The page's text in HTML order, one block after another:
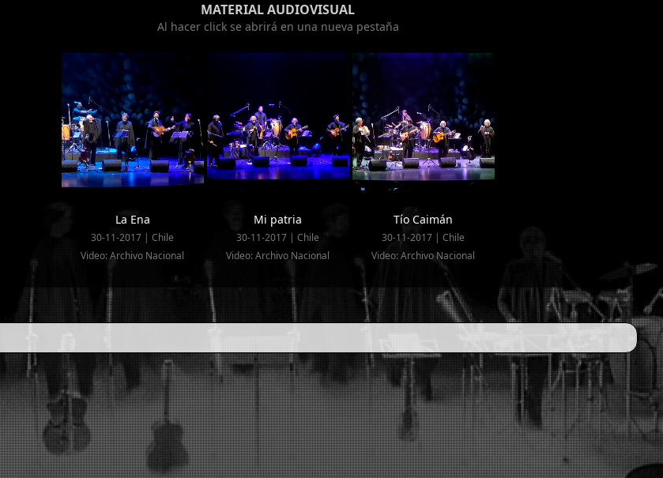
MATERIAL AUDIOVISUAL
Al hacer click se abrirá en una nueva pestaña
La Ena
30-11-2017 | Chile
Video: Archivo Nacional
Mi patria
30-11-2017 | Chile
Video: Archivo Nacional
Tío Caimán
30-11-2017 | Chile
Video: Archivo Nacional